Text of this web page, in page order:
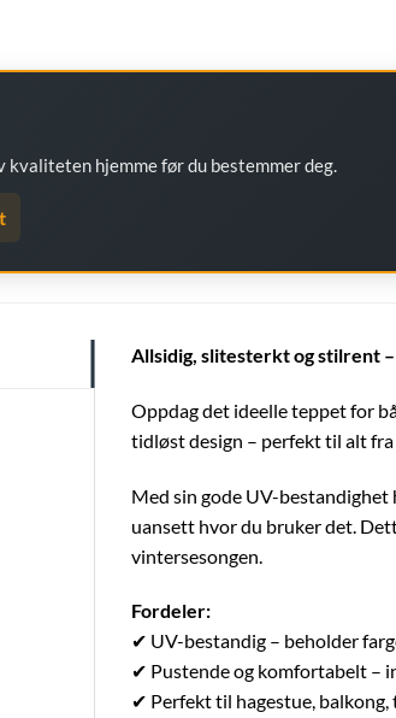
kvaliteten hjemme før du bestemmer deg.
Allsidig, slitesterkt og stilrent
Oppdag det ideelle teppet for
tidløst design – perfekt til alt
Med sin gode UV-
uansett hvor du bruker det.
vintersesongen.
Fordeler:
✔ UV-bestandig – beholder
✔ Pustende og komfortabelt –
✔ Perfekt til hagestue, balkong,